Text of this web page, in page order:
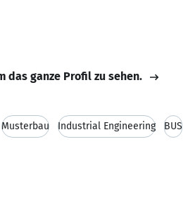
das ganze Profil zu sehen.
Musterbau Industrial Engineering BUS